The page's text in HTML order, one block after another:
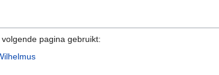
pagina gebruikt: